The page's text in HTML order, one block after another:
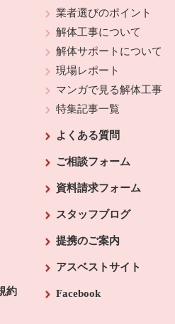
約
業者選びのポイント
解体工事について
解体サポートについて
現場レポート
マンガで見る解体工事
特集記事一覧
よくある質問
ご相談フォーム
資料請求フォーム
スタッフブログ
提携のご案内
アスベストサイト
Facebook